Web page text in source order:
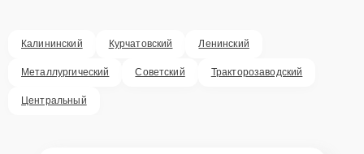
Калининский Курчатовский Ленинский
Металлургический Советский Тракторозаводский
Центральный